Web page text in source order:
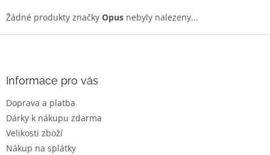
Žádné produkty značky Opus nebyly nalezeny...
Informace pro vás
Doprava a platba
Dárky k nákupu zdarma
Velikosti zboží
Nákup na splátky